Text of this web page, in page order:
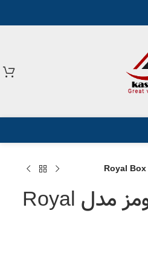
استند لوازم آرایشی اترنال بلومز مدل Royal